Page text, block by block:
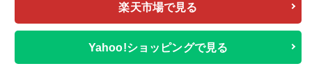
楽天市場で見る
Yahoo!ショッピングで見る